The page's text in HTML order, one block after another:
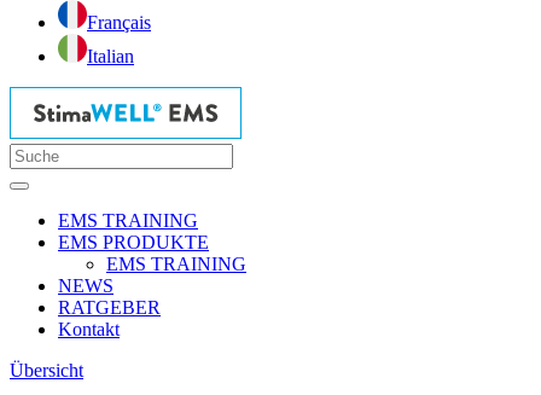
Français
Italian
EMS TRAINING
EMS PRODUKTE
EMS TRAINING
NEWS
RATGEBER
Kontakt
Übersicht